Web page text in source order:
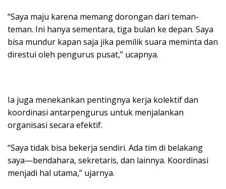
“Saya maju karena memang dorongan dari teman-
teman. Ini hanya sementara, tiga bulan ke depan. Saya
bisa mundur kapan saja jika pemilik suara meminta dan
direstui oleh pengurus pusat,” ucapnya.
Ia juga menekankan pentingnya kerja kolektif dan
koordinasi antarpengurus untuk menjalankan
organisasi secara efektif.
“Saya tidak bisa bekerja sendiri. Ada tim di belakang
saya—bendahara, sekretaris, dan lainnya. Koordinasi
menjadi hal utama,” ujarnya.